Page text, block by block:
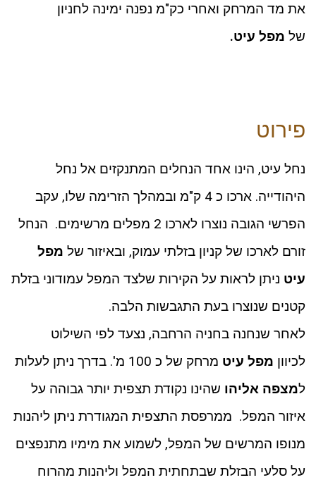
את מד המרחק ואחרי כק"מ נפנה ימינה לחניון
של מפל עיט.
פירוט
נחל עיט, הינו אחד הנחלים המתנקזים אל נחל
היהודייה. ארכו כ 4 ק"מ ובמהלך הזרימה שלו, עקב
הפרשי הגובה נוצרו לארכו 2 מפלים מרשימים. הנחל
זורם לארכו של קניון בזלתי עמוק, ובאיזור של מפל
עיט ניתן לראות על הקירות שלצד המפל עמודוני בזלת
קטנים שנוצרו בעת התגבשות הלבה.
לאחר שנחנה בחניה הרחבה, נצעד לפי השילוט
לכיוון מפל עיט
מרחק של כ 100 מ'. בדרך ניתן לעלות
למצפה אליהו שהינו נקודת תצפית יותר גבוהה על
איזור המפל. ממרפסת התצפית המגודרת ניתן ליהנות
מנופו המרשים של המפל, לשמוע את מימיו מתנפצים
על סלעי הבזלת שבתחתית המפל וליהנות מהרוח